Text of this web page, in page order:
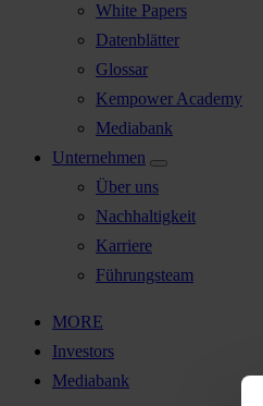
White Papers
Datenblätter
Glossar
Kempower Academy
Mediabank
Unternehmen
Über uns
Nachhaltigkeit
Karriere
Führungsteam
MORE
Investors
Mediabank